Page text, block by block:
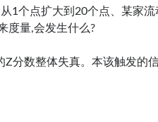
1个点扩大到20个点、某家流
度量,会发生什么?
分数整体失真。本该触发的